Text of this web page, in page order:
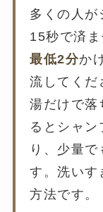
多くの人が
15秒で済
最低2分か
流してくだ
湯だけで落
るとシャ
り、少量
す。洗いす
方法です。